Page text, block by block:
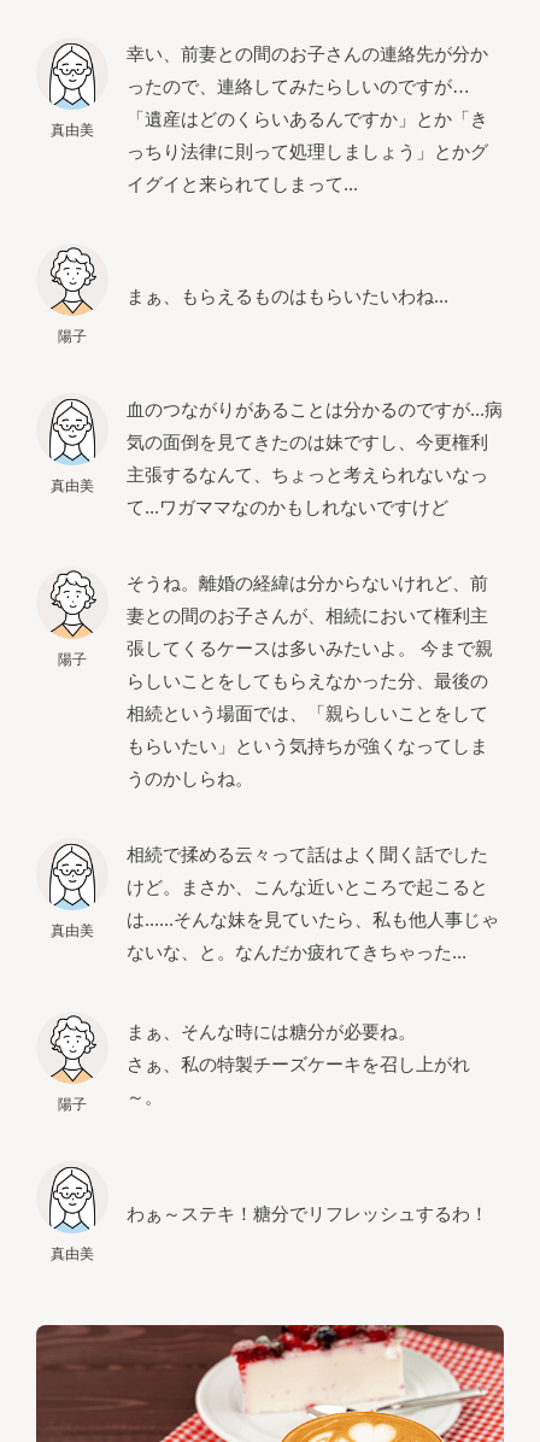
真由美
幸い、前妻との間のお子さんの連絡先が分か
ったので、連絡してみたらしいのですが…
「遺産はどのくらいあるんですか」とか「き
っちり法律に則って処理しましょう」とかグ
イグイと来られてしまって...
陽子
まぁ、もらえるものはもらいたいわね...
真由美
血のつながりがあることは分かるのですが...病
気の面倒を見てきたのは妹ですし、今更権利
主張するなんて、ちょっと考えられないなっ
て...ワガママなのかもしれないですけど
陽子
そうね。離婚の経緯は分からないけれど、前
妻との間のお子さんが、相続において権利主
張してくるケースは多いみたいよ。 今まで親
らしいことをしてもらえなかった分、最後の
相続という場面では、「親らしいことをして
もらいたい」という気持ちが強くなってしま
うのかしらね。
真由美
相続で揉める云々って話はよく聞く話でした
けど。まさか、こんな近いところで起こると
は......そんな妹を見ていたら、私も他人事じゃ
ないな、と。なんだか疲れてきちゃった...
陽子
まぁ、そんな時には糖分が必要ね。
さぁ、私の特製チーズケーキを召し上がれ
～。
真由美
わぁ～ステキ！糖分でリフレッシュするわ！